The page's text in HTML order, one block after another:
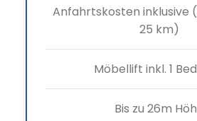
Anfahrtskosten inklusive
25 km)
Möbellift inkl. 1
Bis zu 26m